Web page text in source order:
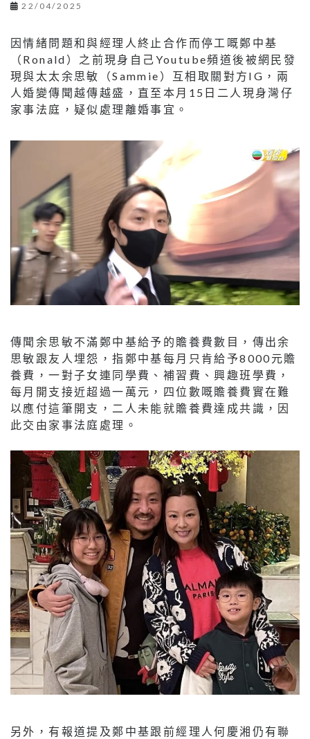
22/04/2025
因情緒問題和與經理人終止合作而停工嘅鄭中基
（Ronald）之前現身自己Youtube頻道後被網民發
現與太太余思敏（Sammie）互相取關對方IG，兩
人婚變傳聞越傳越盛，直至本月15日二人現身灣仔
家事法庭，疑似處理離婚事宜。
傳聞余思敏不滿鄭中基給予的贍養費數目，傳出余
思敏跟友人埋怨，指鄭中基每月只肯給予8000元贍
養費，一對子女連同學費、補習費、興趣班學費，
每月開支接近超過一萬元，四位數嘅贍養費實在難
以應付這筆開支，二人未能就贍養費達成共識，因
此交由家事法庭處理。
另外，有報道提及鄭中基跟前經理人何慶湘仍有聯